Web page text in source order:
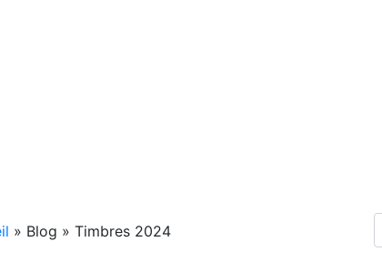
» Blog » Timbres 2024